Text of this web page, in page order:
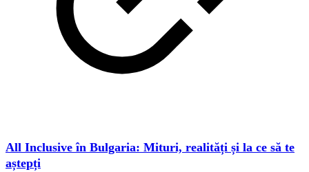
All Inclusive în Bulgaria: Mituri, realități și la ce să te
aștepți